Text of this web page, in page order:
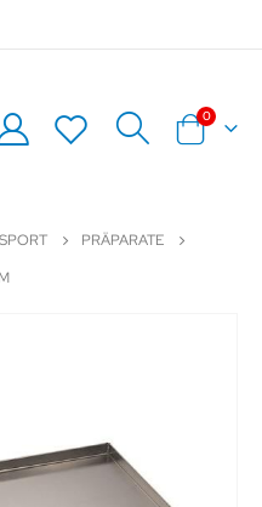
Warenkorb
0Artikel
PRÄPARATE